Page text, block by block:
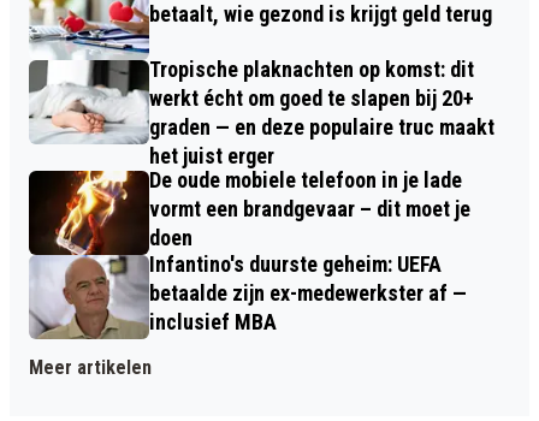
betaalt, wie gezond is krijgt geld terug
Tropische plaknachten op komst: dit
werkt écht om goed te slapen bij 20+
graden — en deze populaire truc maakt
het juist erger
De oude mobiele telefoon in je lade
vormt een brandgevaar – dit moet je
doen
Infantino's duurste geheim: UEFA
betaalde zijn ex-medewerkster af —
inclusief MBA
Meer artikelen